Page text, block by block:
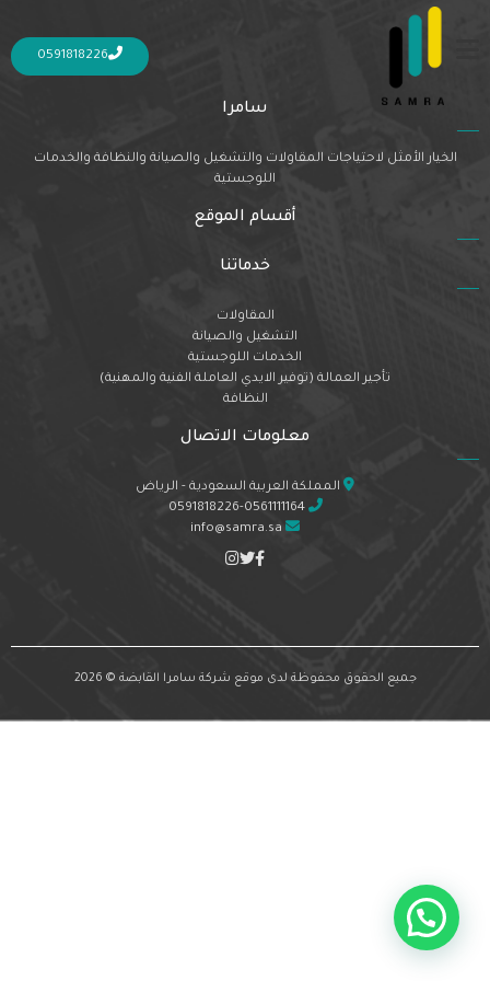
0591818226
Nothing Found
It seems we can’t find what you’re looking for. Perhaps searching can help.
سامرا
الخيار الأمثل لاحتياجات المقاولات والتشغيل والصيانة والنظافة والخدمات
اللوجستية
أقسام الموقع
خدماتنا
المقاولات
التشغيل والصيانة
الخدمات اللوجستية
تأجير العمالة (توفير الايدي العاملة الفنية والمهنية)
النظافة
معلومات الاتصال
المملكة العربية السعودية - الرياض
0591818226-0561111164
info@samra.sa
جميع الحقوق محفوظة لدى موقع شركة سامرا القابضة © 2026